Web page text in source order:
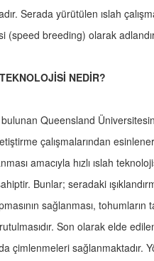
Serada yürütülen ıslah
(speed breeding) olarak
NEDİR?
Queensland
çalışmalarından
amacıyla hızlı ıslah
Bunlar; seradaki
sağlanması,
Son olarak elde
çimlenmeleri sağlanmaktadır.